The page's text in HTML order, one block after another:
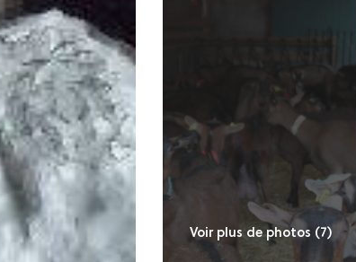
Voir plus de photos (7)